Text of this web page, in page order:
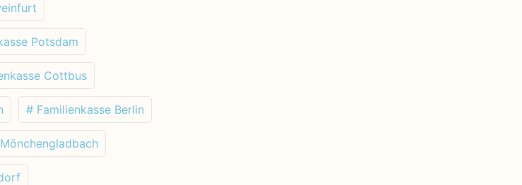
Potsdam
Cottbus
# Familienkasse Berlin